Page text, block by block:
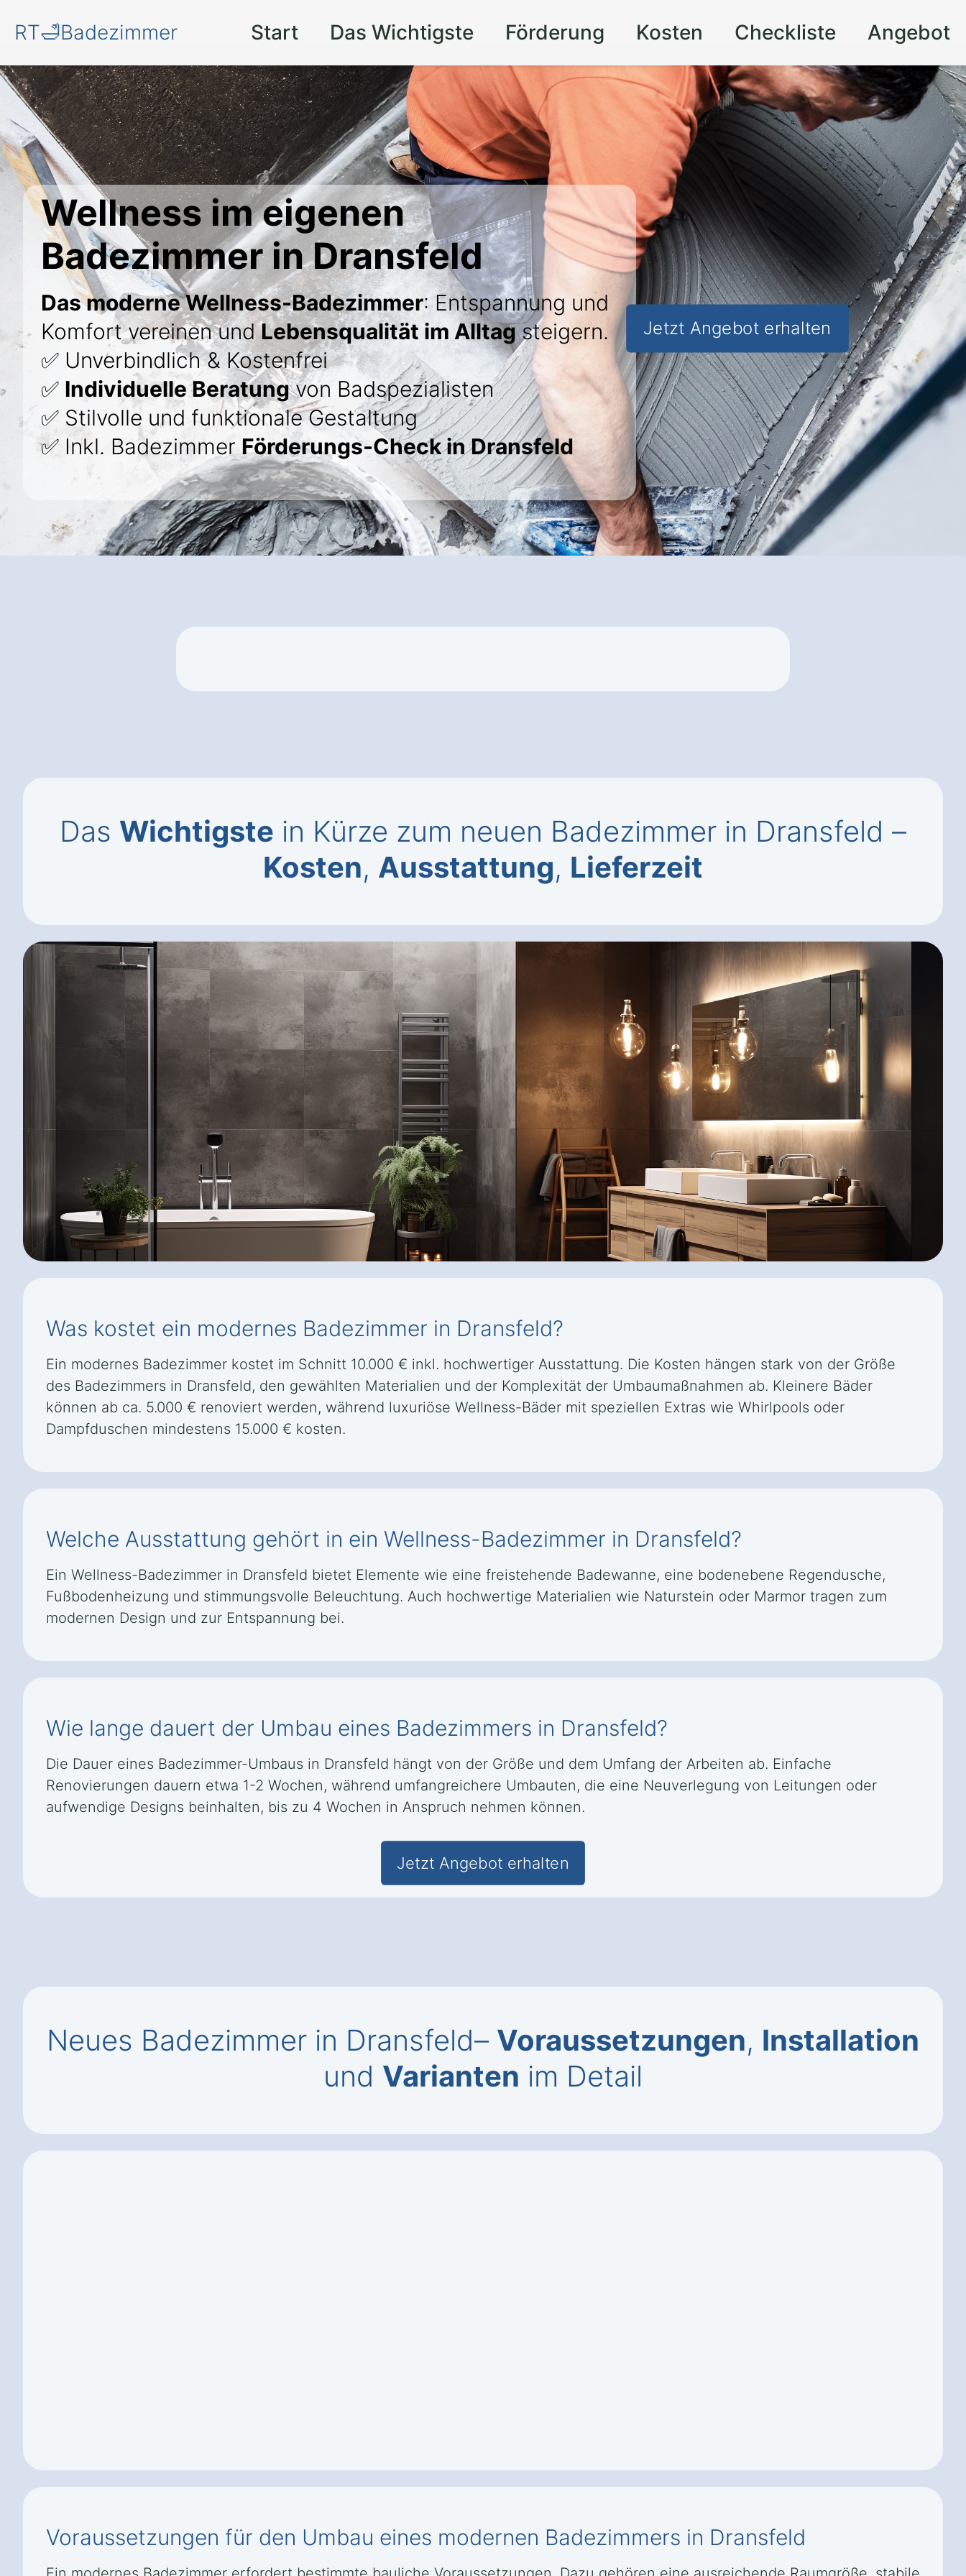
RT🛁Badezimmer Start Das Wichtigste Förderung Kosten Checkliste Angebot
Wellness im eigenen
Badezimmer in Dransfeld
Das moderne Wellness-Badezimmer: Entspannung und
Komfort vereinen undLebensqualität im Alltagsteigern.
✅ Unverbindlich & Kostenfrei
✅ Individuelle Beratungvon Badspezialisten
✅ Stilvolle und funktionale Gestaltung
✅ Inkl. BadezimmerFörderungs-Check in Dransfeld
Jetzt Angebot erhalten
Das Wichtigste in Kürze zum neuen Badezimmer in Dransfeld –
Kosten, Ausstattung, Lieferzeit
Was kostet ein modernes Badezimmer in Dransfeld?
Ein modernes Badezimmer kostet im Schnitt 10.000 € inkl. hochwertiger Ausstattung. Die Kosten hängen stark von der Größe
des Badezimmers in Dransfeld, den gewählten Materialien und der Komplexität der Umbaumaßnahmen ab. Kleinere Bäder
können ab ca. 5.000 € renoviert werden, während luxuriöse Wellness-Bäder mit speziellen Extras wie Whirlpools oder
Dampfduschen mindestens 15.000 € kosten.
Welche Ausstattung gehört in ein Wellness-Badezimmer in Dransfeld?
Ein Wellness-Badezimmer in Dransfeld bietet Elemente wie eine freistehende Badewanne, eine bodenebene Regendusche,
Fußbodenheizung und stimmungsvolle Beleuchtung. Auch hochwertige Materialien wie Naturstein oder Marmor tragen zum
modernen Design und zur Entspannung bei.
Wie lange dauert der Umbau eines Badezimmers in Dransfeld?
Die Dauer eines Badezimmer-Umbaus in Dransfeld hängt von der Größe und dem Umfang der Arbeiten ab. Einfache
Renovierungen dauern etwa 1-2 Wochen, während umfangreichere Umbauten, die eine Neuverlegung von Leitungen oder
aufwendige Designs beinhalten, bis zu 4 Wochen in Anspruch nehmen können.
Jetzt Angebot erhalten
Neues Badezimmer in Dransfeld– Voraussetzungen, Installation
und Varianten im Detail
Voraussetzungen für den Umbau eines modernen Badezimmers in Dransfeld